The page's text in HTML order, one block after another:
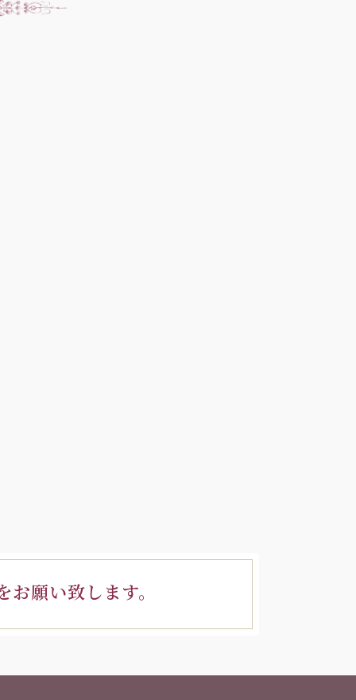
お願い致します。